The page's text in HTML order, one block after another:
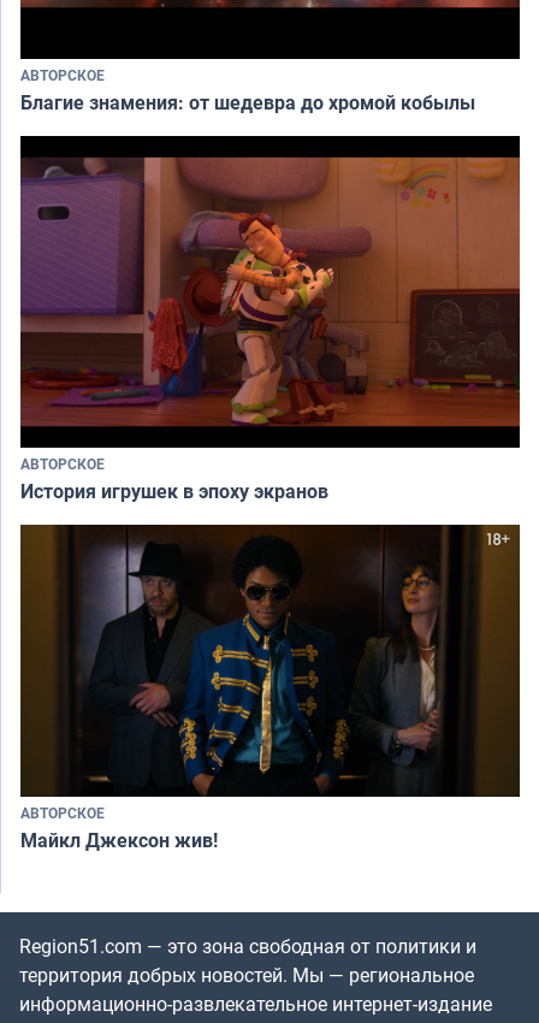
АВТОРСКОЕ
Благие знамения: от шедевра до хромой кобылы
АВТОРСКОЕ
История игрушек в эпоху экранов
АВТОРСКОЕ
Майкл Джексон жив!
Region51.com — это зона свободная от политики и
территория добрых новостей. Мы — региональное
информационно-развлекательное интернет-издание